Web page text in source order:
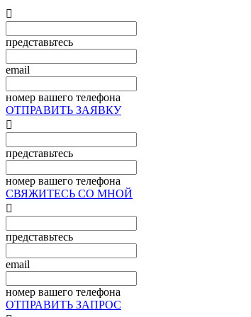

представьтесь
email
номер вашего телефона
ОТПРАВИТЬ ЗАЯВКУ

представьтесь
номер вашего телефона
СВЯЖИТЕСЬ СО МНОЙ

представьтесь
email
номер вашего телефона
ОТПРАВИТЬ ЗАПРОС